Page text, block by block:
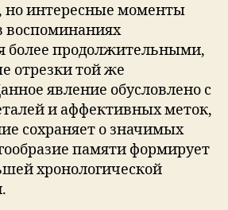
но интересные моменты
воспоминаниях
более продолжительными,
отрезки той же
явление обусловлено с
и аффективных меток,
сохраняет о значимых
памяти формирует
хронологической